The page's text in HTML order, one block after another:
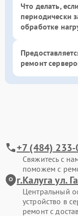
Что делать,
периодически
обработке
ремонт
+7 (484)
Свяжитесь с
поможем с
г.Калуга ул.
Центральный
устройство в
ремонт с